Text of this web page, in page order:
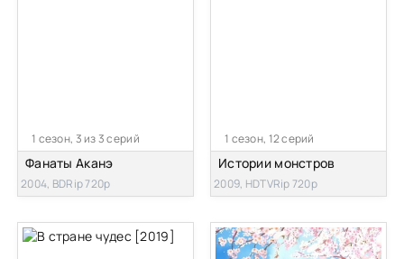
1 сезон, 3 из 3 серий
Фанаты Аканэ
2004, BDRip 720p
1 сезон, 12 серий
Истории монстров
2009, HDTVRip 720p